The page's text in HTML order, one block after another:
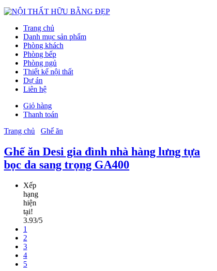
Trang chủ
Danh mục sản phẩm
Phòng khách
Phòng bếp
Phòng ngủ
Thiết kế nội thất
Dự án
Liên hệ
Giỏ hàng
Thanh toán
Trang chủ
Ghế ăn
Ghế ăn Desi gia đình nhà hàng lưng tựa
bọc da sang trọng GA400
Xếp
hạng
hiện
tại!
3.93/5
1
2
3
4
5